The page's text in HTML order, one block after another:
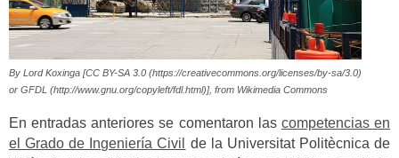
By Lord Koxinga [CC BY-SA 3.0 (https://creativecommons.org/licenses/by-sa/3.0)
or GFDL (http://www.gnu.org/copyleft/fdl.html)], from Wikimedia Commons
En entradas anteriores se comentaron las competencias en
el Grado de Ingeniería Civil
de la Universitat Politècnica de